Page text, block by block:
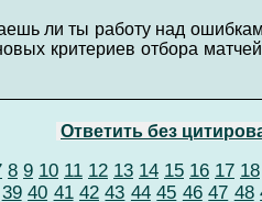
ли ты работу над
критериев отбора
Ответить без
8 9 10 11 12 13 14 15 16 17 18
39 40 41 42 43 44 45 46 47 48